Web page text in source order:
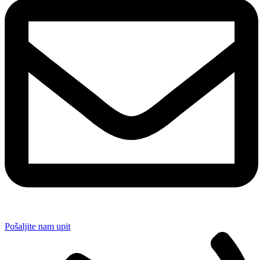
Pošaljite nam upit